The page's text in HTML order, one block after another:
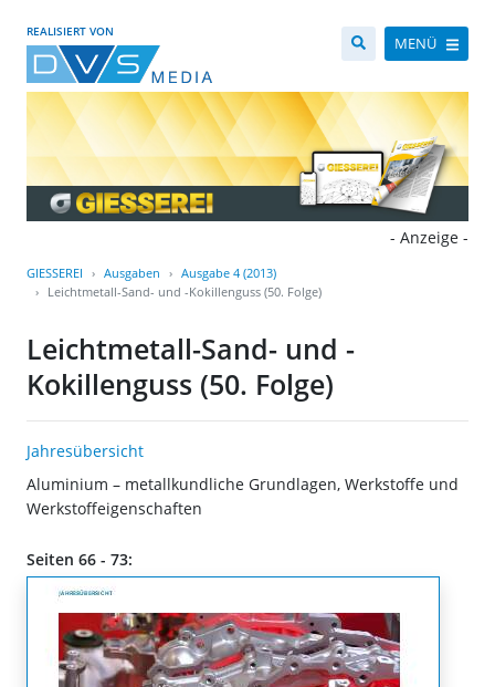
REALISIERT VON
MENÜ
- Anzeige -
GIESSEREI Ausgaben
Ausgabe 4 (2013)
Leichtmetall-Sand- und -Kokillenguss (50. Folge)
Leichtmetall-Sand- und -
Kokillenguss (50. Folge)
Jahresübersicht
Aluminium – metallkundliche Grundlagen, Werkstoffe und
Werkstoffeigenschaften
Seiten 66 - 73: